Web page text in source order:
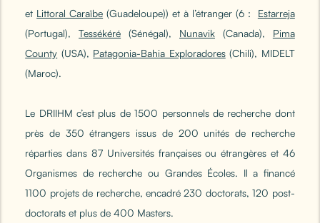
et Littoral Caraïbe (Guadeloupe)) et à l’étranger (6 : Estarreja
(Portugal),Tessékéré (Sénégal), Nunavik(Canada), Pima
County (USA), Patagonia-Bahia Exploradores(Chili), MIDELT
(Maroc).
Le DRIIHM c’est plus de 1500 personnels de recherche dont
près de 350 étrangers issus de 200 unités de recherche
réparties dans 87 Universités françaises ou étrangères et 46
Organismes de recherche ou Grandes Écoles. Il a financé
1100 projets de recherche, encadré 230 doctorats, 120 post-
doctorats et plus de 400 Masters.